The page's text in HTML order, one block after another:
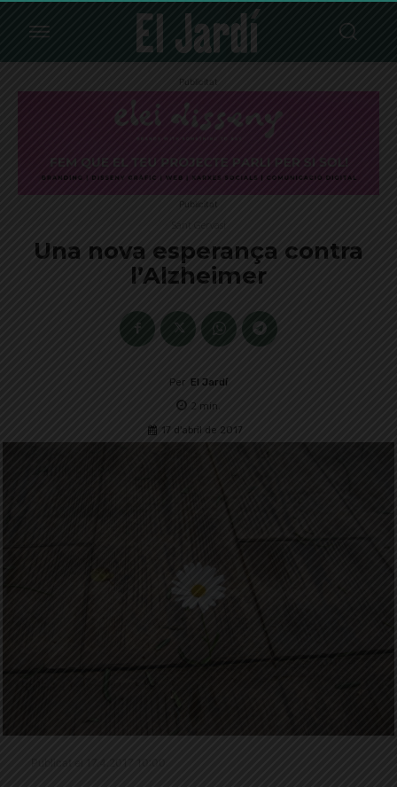
Publicitat
Publicitat
Una nova esperança contra
l’Alzheimer
Per El Jardí
2 min.
17 d'abril de 2017